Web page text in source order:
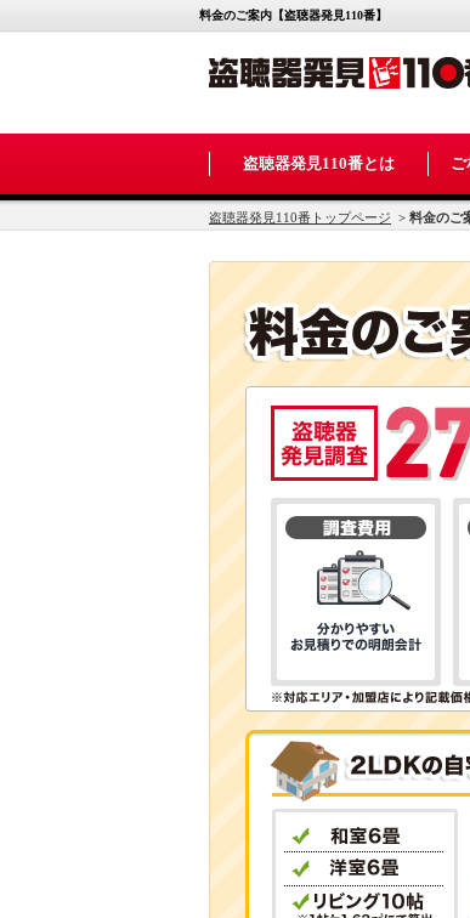
料金のご案内【盗聴器発見110番】
盗聴器発見110番とは
盗聴器発見110番トップページ > 料金のご